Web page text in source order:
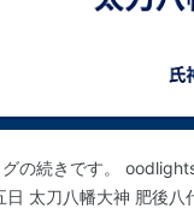
の続きです。
日 太刀八幡大神 肥後